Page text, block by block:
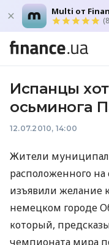
Multi от
Испанцы
осьминога
12.07.2010, 14:00
Жители
расположенного
изъявили желание
немецком городе
который,
чемпионата мира